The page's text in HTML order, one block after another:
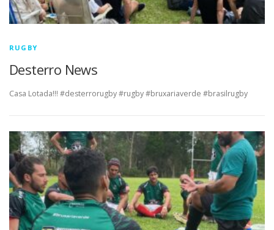
RUGBY
Desterro News
Casa Lotada!!! #desterrorugby #rugby #bruxariaverde #brasilrugby